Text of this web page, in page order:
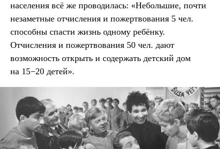
населения всё же проводилась: «Небольшие, почти
незаметные отчисления и пожертвования 5 чел.
способны спасти жизнь одному ребёнку.
Отчисления и пожертвования 50 чел. дают
возможность открыть и содержать детский дом
на 15−20 детей».